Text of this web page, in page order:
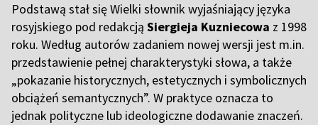
Podstawą stał się Wielki słownik wyjaśniający języka
rosyjskiego pod redakcją Siergieja Kuzniecowa z 1998
roku. Według autorów zadaniem nowej wersji jest m.in.
przedstawienie pełnej charakterystyki słowa, a także
„pokazanie historycznych, estetycznych i symbolicznych
obciążeń semantycznych”. W praktyce oznacza to
jednak polityczne lub ideologiczne dodawanie znaczeń.